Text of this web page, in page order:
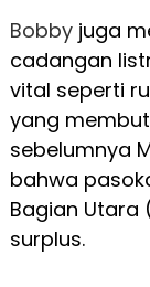
Bobbyjuga
cadangan
vital seperti
yang
sebelumnya
bahwa
Bagian Utara
surplus.